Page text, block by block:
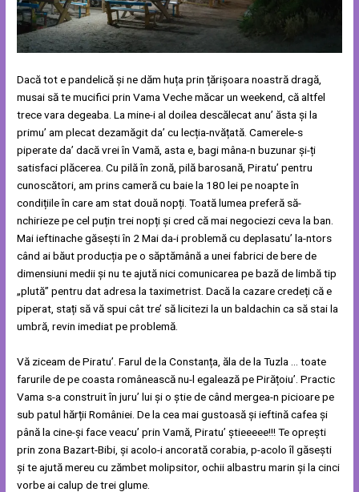
Dacă tot e pandelică și ne dăm huța prin țărișoara noastră dragă,
musai să te mucifici prin Vama Veche măcar un weekend, că altfel
trece vara degeaba. La mine-i al doilea descălecat anu’ ăsta și la
primu’ am plecat dezamăgit da’ cu lecția-nvățată. Camerele-s
piperate da’ dacă vrei în Vamă, asta e, bagi mâna-n buzunar și-ți
satisfaci plăcerea. Cu pilă în zonă, pilă barosană, Piratu’ pentru
cunoscători, am prins cameră cu baie la 180 lei pe noapte în
condițiile în care am stat două nopți. Toată lumea preferă să-
nchirieze pe cel puțin trei nopți și cred că mai negociezi ceva la ban.
Mai ieftinache găsești în 2 Mai da-i problemă cu deplasatu’ la-ntors
când ai băut producția pe o săptămână a unei fabrici de bere de
dimensiuni medii și nu te ajută nici comunicarea pe bază de limbă tip
„plută” pentru dat adresa la taximetrist. Dacă la cazare credeți că e
piperat, stați să vă spui cât tre’ să licitezi la un baldachin ca să stai la
umbră, revin imediat pe problemă.
Vă ziceam de Piratu’. Farul de la Constanța, ăla de la Tuzla … toate
farurile de pe coasta românească nu-l egalează pe Pirățoiu’. Practic
Vama s-a construit în juru’ lui și o știe de când mergea-n picioare pe
sub patul hărții României. De la cea mai gustoasă și ieftină cafea și
până la cine-și face veacu’ prin Vamă, Piratu’ știeeeee!!! Te oprești
prin zona Bazart-Bibi, și acolo-i ancorată corabia, p-acolo îl găsești
și te ajută mereu cu zămbet molipsitor, ochii albastru marin și la cinci
vorbe ai calup de trei glume.